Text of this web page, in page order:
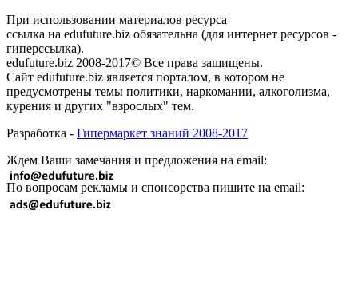
При использовании материалов ресурса
ссылка на edufuture.biz обязательна (для интернет ресурсов -
гиперссылка).
edufuture.biz 2008-2017© Все права защищены.
Сайт edufuture.biz является порталом, в котором не
предусмотрены темы политики, наркомании, алкоголизма,
курения и других "взрослых" тем.
Разработка - Гипермаркет знаний 2008-2017
Ждем Ваши замечания и предложения на email:
По вопросам рекламы и спонсорства пишите на email: